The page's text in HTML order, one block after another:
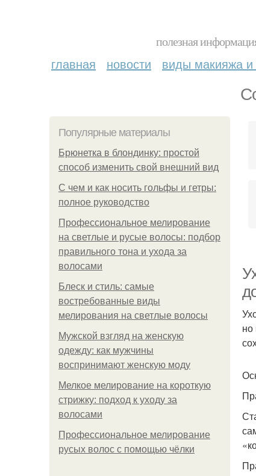
полезная
главная новости виды макияжа и
Популярные материалы
Брюнетка в блондинку: простой
способ изменить свой внешний вид
С чем и как носить гольфы и гетры:
полное руководство
Профессиональное мелирование
на светлые и русые волосы: подбор
правильного тона и ухода за
волосами
Блеск и стиль: самые
востребованные виды
мелирования на светлые волосы
Мужской взгляд на женскую
одежду: как мужчины
воспринимают женскую моду
Мелкое мелирование на короткую
стрижку: подход к уходу за
волосами
Профессиональное мелирование
русых волос с помощью чёлки
но